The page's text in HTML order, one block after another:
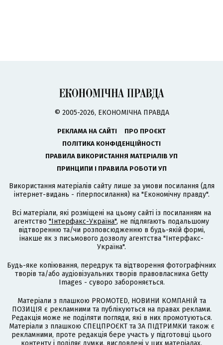
© 2005-2026, ЕКОНОМІЧНА ПРАВДА
РЕКЛАМА НА САЙТІ
ПРО ПРОЄКТ
ПОЛІТИКА КОНФІДЕНЦІЙНОСТІ
ПРАВИЛА ВИКОРИСТАННЯ МАТЕРІАЛІВ УП
ПРИНЦИПИ І ПРАВИЛА РОБОТИ УП
Використання матеріалів сайту лише за умови посилання (для
інтернет-видань - гіперпосилання) на "Економічну правду".
Всі матеріали, які розміщені на цьому сайті із посиланням на
агентство "Інтерфакс-Україна", не підлягають подальшому
відтворенню та/чи розповсюдженню в будь-якій формі,
інакше як з письмового дозволу агентства "Інтерфакс-
Україна".
Будь-яке копіювання, передрук та відтворення фотографічних
творів та/або аудіовізуальних творів правовласника Getty
Images - суворо забороняється.
Матеріали з плашкою PROMOTED, НОВИНИ КОМПАНІЙ та
ПОЗИЦІЯ є рекламними та публікуються на правах реклами.
Редакція може не поділяти погляди, які в них промотуються.
Матеріали з плашкою СПЕЦПРОЄКТ та ЗА ПІДТРИМКИ також є
рекламними, проте редакція бере участь у підготовці цього
контенту і поділяє думки, висловлені у цих матеріалах.